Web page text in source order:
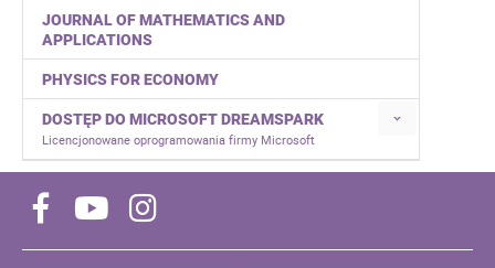
JOURNAL OF MATHEMATICS AND
APPLICATIONS
PHYSICS FOR ECONOMY
DOSTĘP DO MICROSOFT DREAMSPARK
Licencjonowane oprogramowania firmy Microsoft